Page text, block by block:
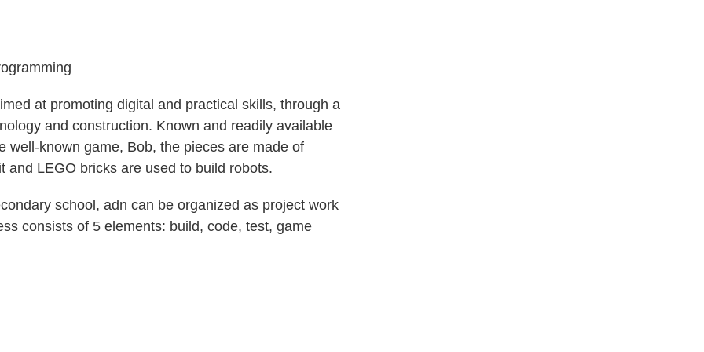
at promoting digital and practical skills, through a
and construction. Known and readily available
well-known game, Bob, the pieces are made of
LEGO bricks are used to build robots.
school, adn can be organized as project work
consists of 5 elements: build, code, test, game